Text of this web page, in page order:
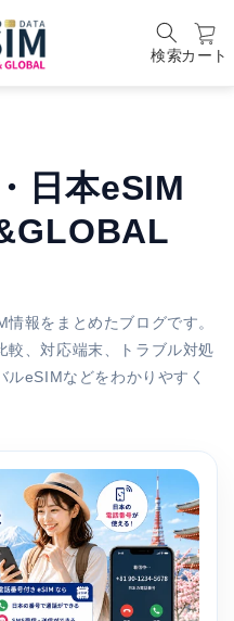
検索カート
日本eSIM
報をまとめたブログです。
較、対応端末、トラブル対処
eSIMなどをわかりやすく